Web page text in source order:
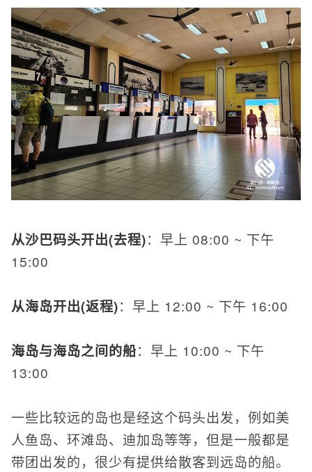
从沙巴码头开出(去程)：早上 08:00 ~ 下午
15:00
从海岛开出(返程)：早上 12:00 ~ 下午 16:00
海岛与海岛之间的船：早上 10:00 ~ 下午
13:00
一些比较远的岛也是经这个码头出发，例如美
人鱼岛、环滩岛、迪加岛等等，但是一般都是
带团出发的，很少有提供给散客到远岛的船。